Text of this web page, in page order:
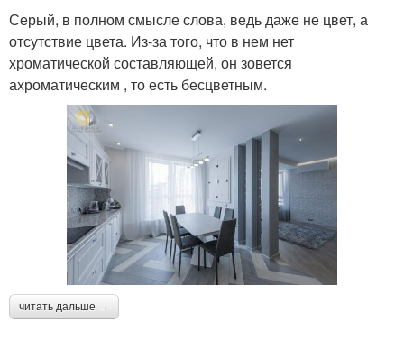
Серый, в полном смысле слова, ведь даже не цвет, а
отсутствие цвета. Из-за того, что в нем нет
хроматической составляющей, он зовется
ахроматическим , то есть бесцветным.
читать дальше →